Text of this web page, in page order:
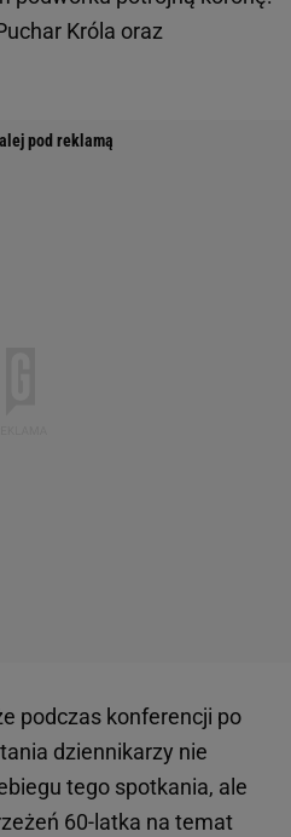
Króla oraz
podczas konferencji po
dziennikarzy nie
tego spotkania, ale
60-latka na temat